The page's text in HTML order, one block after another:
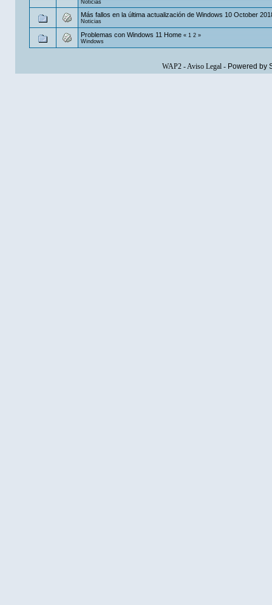
Noticias
Más fallos en la última actualización de Windows 10 October
Noticias
Problemas con Windows 11 Home «1 2»
Windows
WAP2-Aviso Legal- Powered by